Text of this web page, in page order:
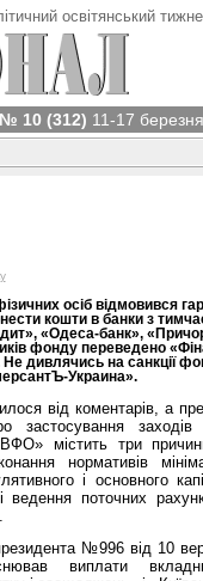
освітянський
№ 10 (312) 11-17
осіб відмовився
кошти в банки з
«Одеса-банк»,
фонду переведено
дивлячись на санкції
Украина».
від коментарів, а
заходів
містить три
нормативів
і основного
ведення поточних
№996 від 10
виплати